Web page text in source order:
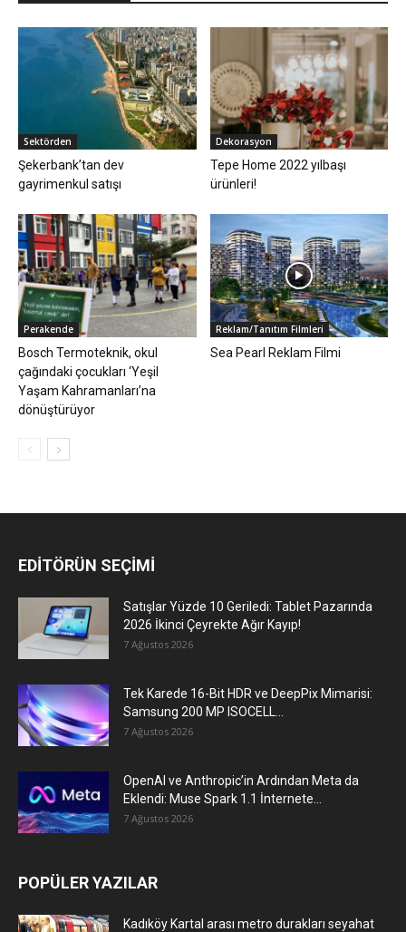
Sektörden
Şekerbank’tan dev
gayrimenkul satışı
Dekorasyon
Tepe Home 2022 yılbaşı
ürünleri!
Perakende
Bosch Termoteknik, okul
çağındaki çocukları ‘Yeşil
Yaşam Kahramanları’na
dönüştürüyor
Reklam/Tanıtım Filmleri
Sea Pearl Reklam Filmi
EDİTÖRÜN SEÇİMİ
Satışlar Yüzde 10 Geriledi: Tablet Pazarında
2026 İkinci Çeyrekte Ağır Kayıp!
7 Ağustos 2026
Tek Karede 16-Bit HDR ve DeepPix Mimarisi:
Samsung 200 MP ISOCELL...
7 Ağustos 2026
OpenAI ve Anthropic’in Ardından Meta da
Eklendi: Muse Spark 1.1 İnternete...
7 Ağustos 2026
POPÜLER YAZILAR
Kadıköy Kartal arası metro durakları seyahat